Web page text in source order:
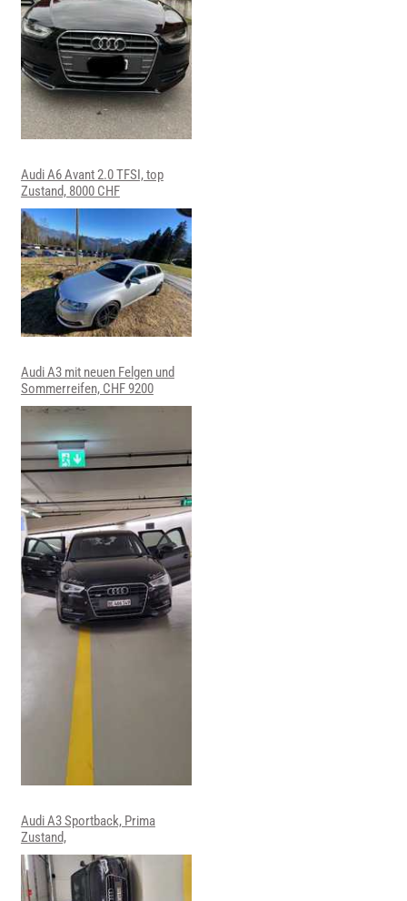
Audi A6 Avant 2.0 TFSI, top
Zustand, 8000 CHF
Audi A3 mit neuen Felgen und
Sommerreifen, CHF 9200
Audi A3 Sportback, Prima
Zustand,